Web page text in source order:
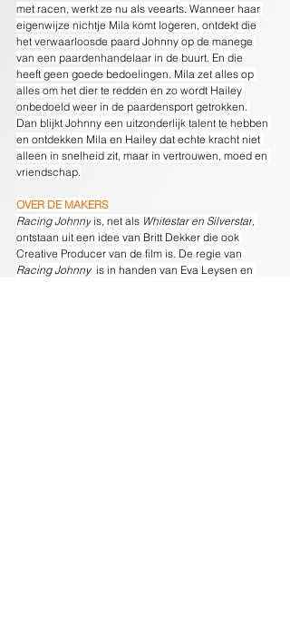
met racen, werkt ze nu als veearts. Wanneer haar
eigenwijze nichtje Mila komt logeren, ontdekt die
het verwaarloosde paard Johnny op de manege
van een paardenhandelaar in de buurt. En die
heeft geen goede bedoelingen. Mila zet alles op
alles om het dier te redden en zo wordt Hailey
onbedoeld weer in de paardensport getrokken.
Dan blijkt Johnny een uitzonderlijk talent te hebben
en ontdekken Mila en Hailey dat echte kracht niet
alleen in snelheid zit, maar in vertrouwen, moed en
vriendschap.
OVER DE MAKERS
Racing Johnny is, net als Whitestar en Silverstar,
ontstaan uit een idee van Britt Dekker die ook
Creative Producer van de film is. De regie van
Racing Johnny is in handen van Eva Leysen en